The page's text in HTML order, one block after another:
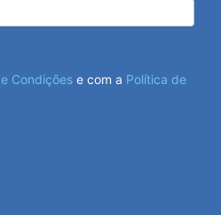
Condições e com a Política de